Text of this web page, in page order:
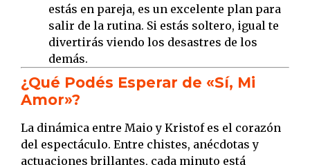
estás en pareja, es un excelente plan para
salir de la rutina. Si estás soltero, igual te
divertirás viendo los desastres de los
demás.
¿Qué Podés Esperar de «Sí, Mi
Amor»?
La dinámica entre Maio y Kristof es el corazón
del espectáculo. Entre chistes, anécdotas y
actuaciones brillantes, cada minuto está